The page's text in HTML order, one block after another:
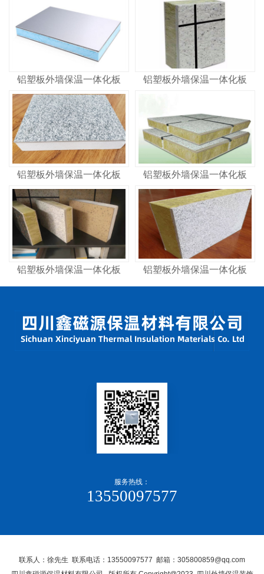
铝塑板外墙保温一体化板 铝塑板外墙保温一体化板
铝塑板外墙保温一体化板 铝塑板外墙保温一体化板
铝塑板外墙保温一体化板 铝塑板外墙保温一体化板
服务热线：
13550097577
联系人：徐先生 联系电话：13550097577 邮箱：305800859@qq.com